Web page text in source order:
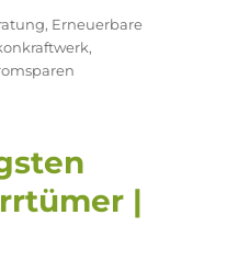
, Erneuerbare
,
|